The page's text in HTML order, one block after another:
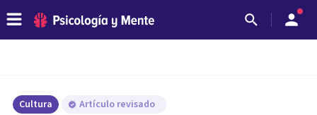
Cultura Artículo revisado